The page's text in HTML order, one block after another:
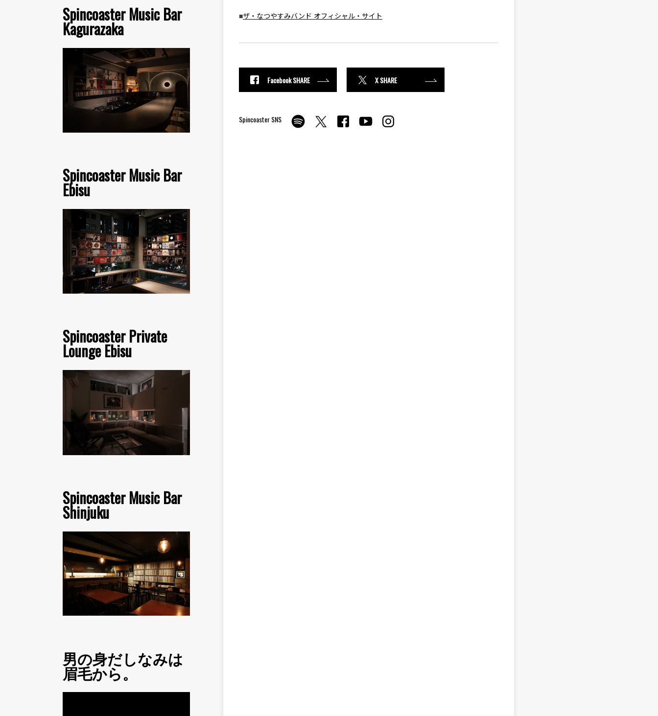
Spincoaster Music Bar
Kagurazaka
Spincoaster Music Bar
Ebisu
Spincoaster Private
Lounge Ebisu
Spincoaster Music Bar
Shinjuku
男の身だしなみは
眉毛から。
■ザ・なつやすみバンド オフィシャル・サイト
Facebook SHARE X SHARE
Spincoaster SNS